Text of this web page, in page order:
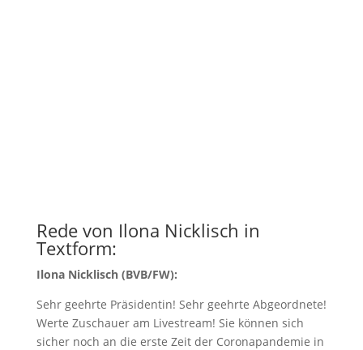
Rede von Ilona Nicklisch in
Textform:
Ilona Nicklisch (BVB/FW):
Sehr geehrte Präsidentin! Sehr geehrte Abgeordnete!
Werte Zuschauer am Livestream! Sie können sich
sicher noch an die erste Zeit der Coronapandemie in